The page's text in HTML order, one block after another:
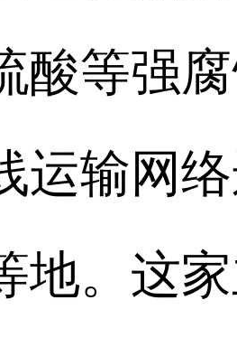
酸等强
运输网
地。这